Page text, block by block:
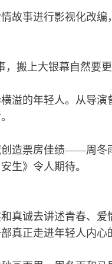
故事进行影视化改
搬上大银幕自然要
溢的年轻人。从导
造票房佳绩——周冬
生》令人期待。
真诚去讲述青春、
真正走进年轻人内心